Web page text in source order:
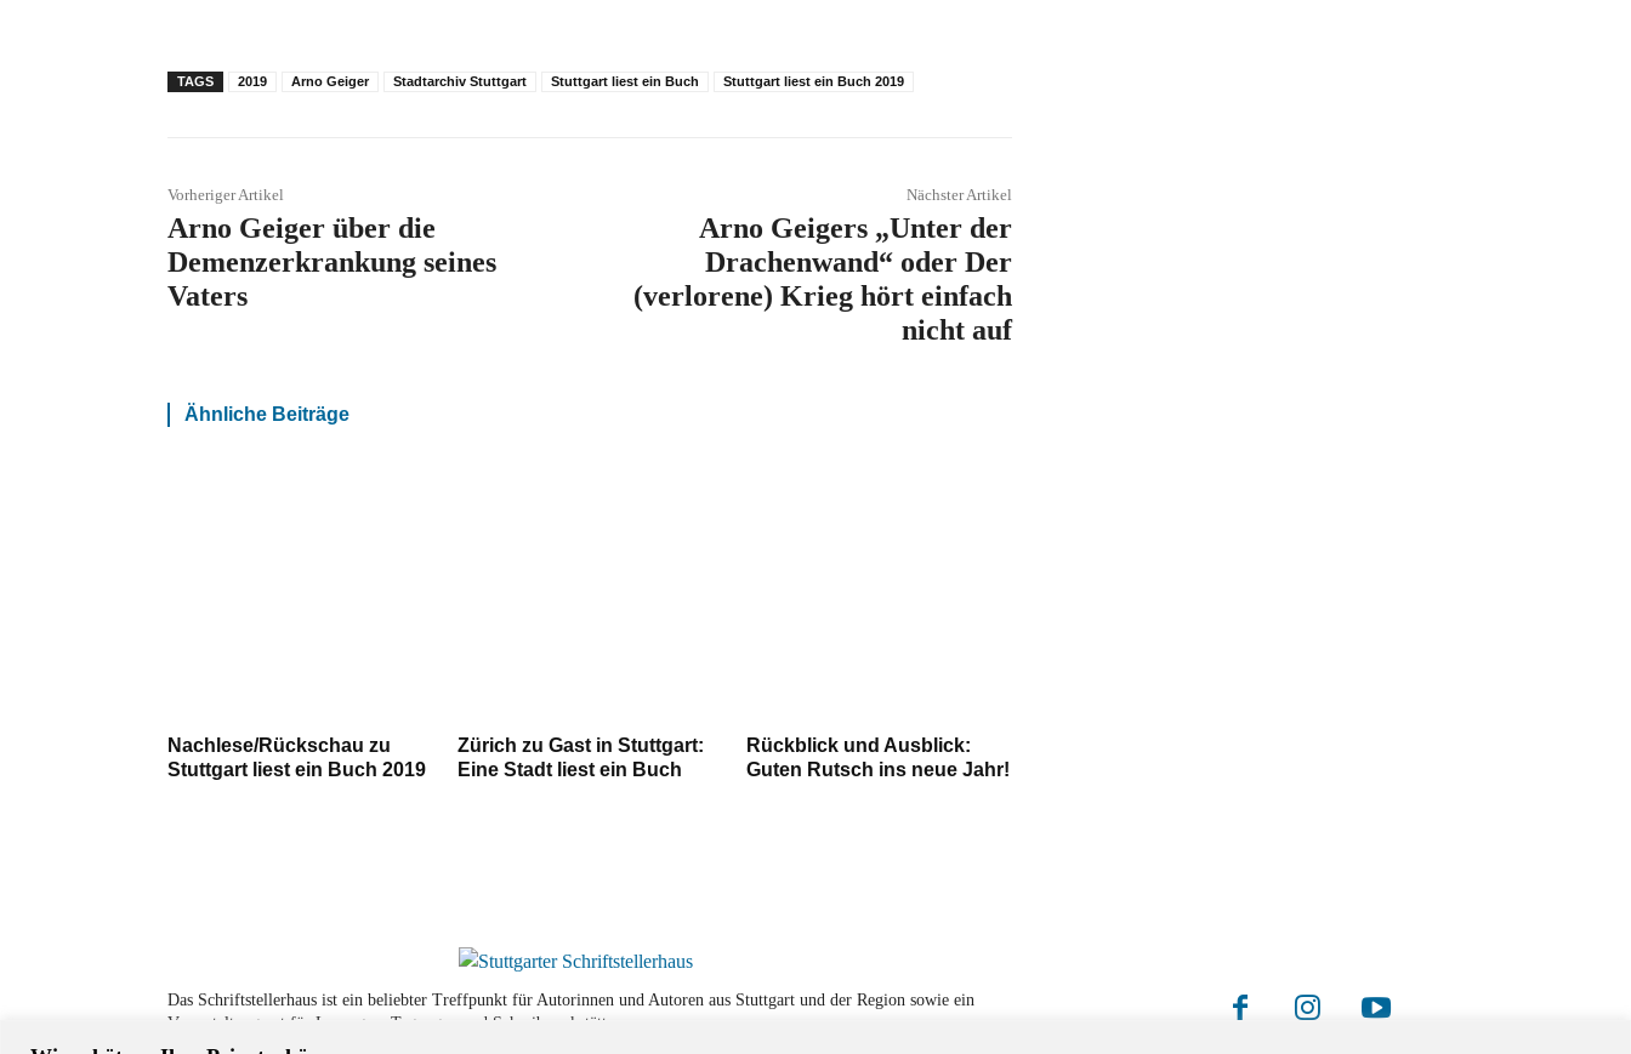
TAGS 2019 Arno Geiger Stadtarchiv Stuttgart Stuttgart liest ein Buch Stuttgart liest ein Buch 2019
Vorheriger Artikel
Arno Geiger über die
Demenzerkrankung seines
Vaters
Nächster Artikel
Arno Geigers „Unter der
Drachenwand“ oder Der
(verlorene) Krieg hört einfach
nicht auf
Ähnliche Beiträge
Nachlese/Rückschau zu
Stuttgart liest ein Buch 2019
Zürich zu Gast in Stuttgart:
Eine Stadt liest ein Buch
Rückblick und Ausblick:
Guten Rutsch ins neue Jahr!
Das Schriftstellerhaus ist ein beliebter Treffpunkt für Autorinnen und Autoren aus Stuttgart und der Region sowie ein
Veranstaltungsort für Lesungen, Tagungen und Schreibwerkstätten.